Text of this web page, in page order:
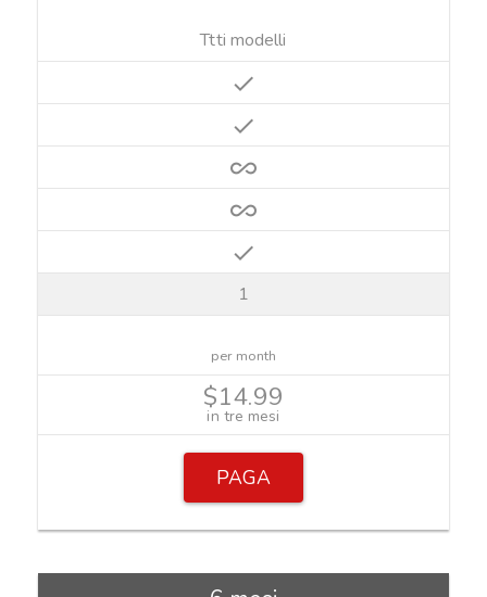
Ttti modelli
check
check
all_inclusive
all_inclusive
check
1
per month
$14.99
in tre mesi
PAGA